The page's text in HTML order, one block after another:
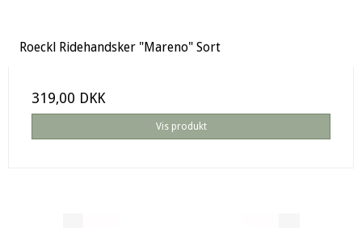
Roeckl Ridehandsker "Mareno" Sort
319,00 DKK
Vis produkt